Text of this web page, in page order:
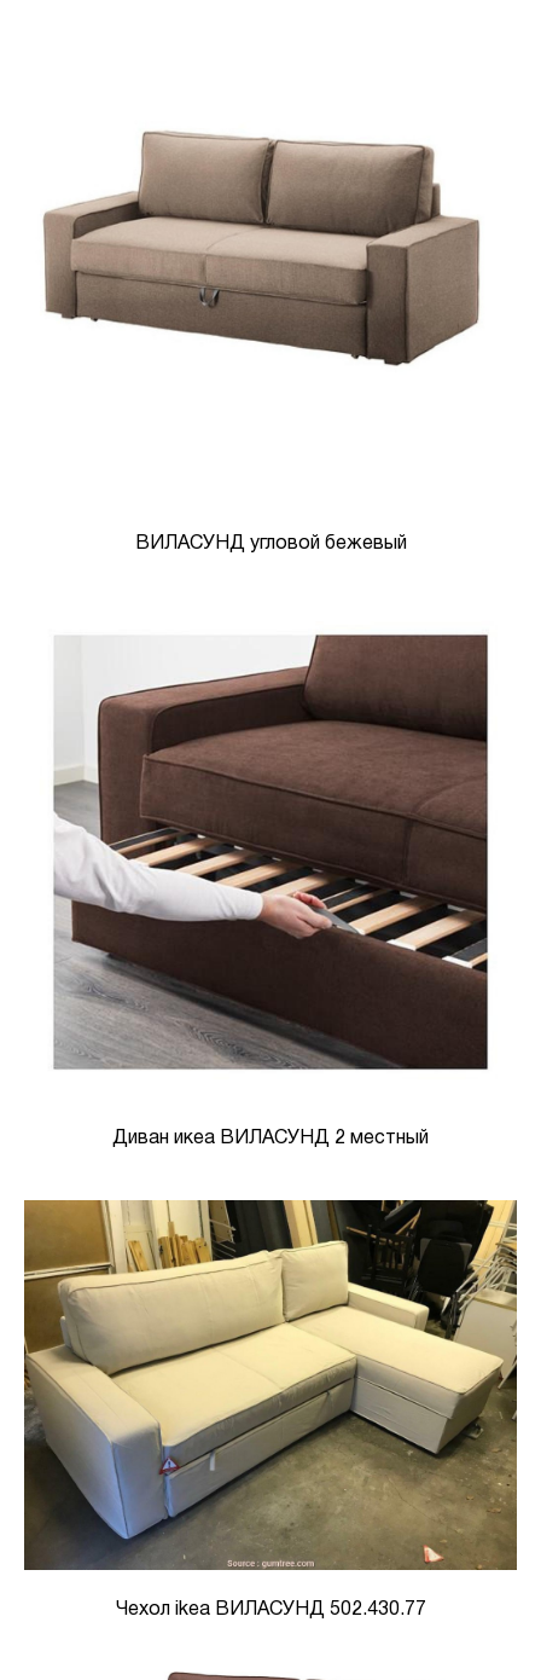
ВИЛАСУНД угловой бежевый
Диван икеа ВИЛАСУНД 2 местный
Чехол ikea ВИЛАСУНД 502.430.77